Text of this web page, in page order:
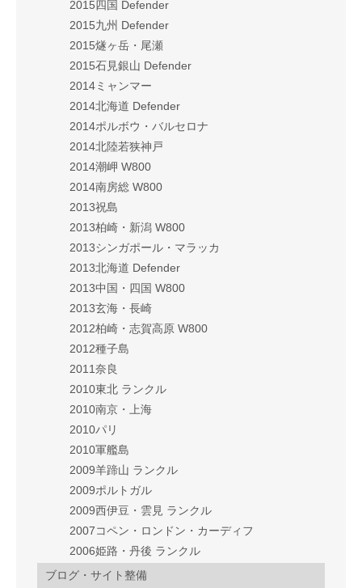
2015四国 Defender
2015九州 Defender
2015燧ヶ岳・尾瀬
2015石見銀山 Defender
2014ミャンマー
2014北海道 Defender
2014ポルボウ・バルセロナ
2014北陸若狭神戸
2014潮岬 W800
2014南房総 W800
2013祝島
2013柏崎・新潟 W800
2013シンガポール・マラッカ
2013北海道 Defender
2013中国・四国 W800
2013玄海・長崎
2012柏崎・志賀高原 W800
2012種子島
2011奈良
2010東北 ランクル
2010南京・上海
2010パリ
2010軍艦島
2009羊蹄山 ランクル
2009ポルトガル
2009西伊豆・雲見 ランクル
2007コペン・ロンドン・カーディフ
2006姫路・丹後 ランクル
ブログ・サイト整備